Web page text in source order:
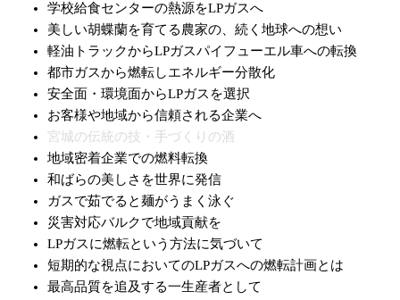
学校給食センターの熱源をLPガスへ
美しい胡蝶蘭を育てる農家の、続く地球への想い
軽油トラックからLPガスパイフューエル車への転換
都市ガスから燃転しエネルギー分散化
安全面・環境面からLPガスを選択
お客様や地域から信頼される企業へ
宮城の伝統の技・手づくりの酒
地域密着企業での燃料転換
和ばらの美しさを世界に発信
ガスで茹でると麺がうまく泳ぐ
災害対応バルクで地域貢献を
LPガスに燃転という方法に気づいて
短期的な視点においてのLPガスへの燃転計画とは
最高品質を追及する一生産者として